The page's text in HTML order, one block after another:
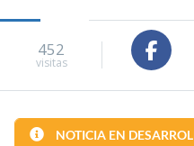
452
visitas
NOTICIA EN